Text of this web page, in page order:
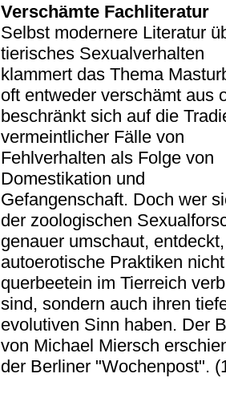
Verschämte Fachliteratur
Selbst modernere Literatur
tierisches Sexualverhalten
klammert das Thema
oft entweder verschämt aus
beschränkt sich auf die
vermeintlicher Fälle von
Fehlverhalten als Folge von
Domestikation und
Gefangenschaft. Doch wer
der zoologischen
genauer umschaut,
autoerotische Praktiken
querbeetein im Tierreich
sind, sondern auch ihren
evolutiven Sinn haben. Der
von Michael Miersch
der Berliner "Wochenpost".